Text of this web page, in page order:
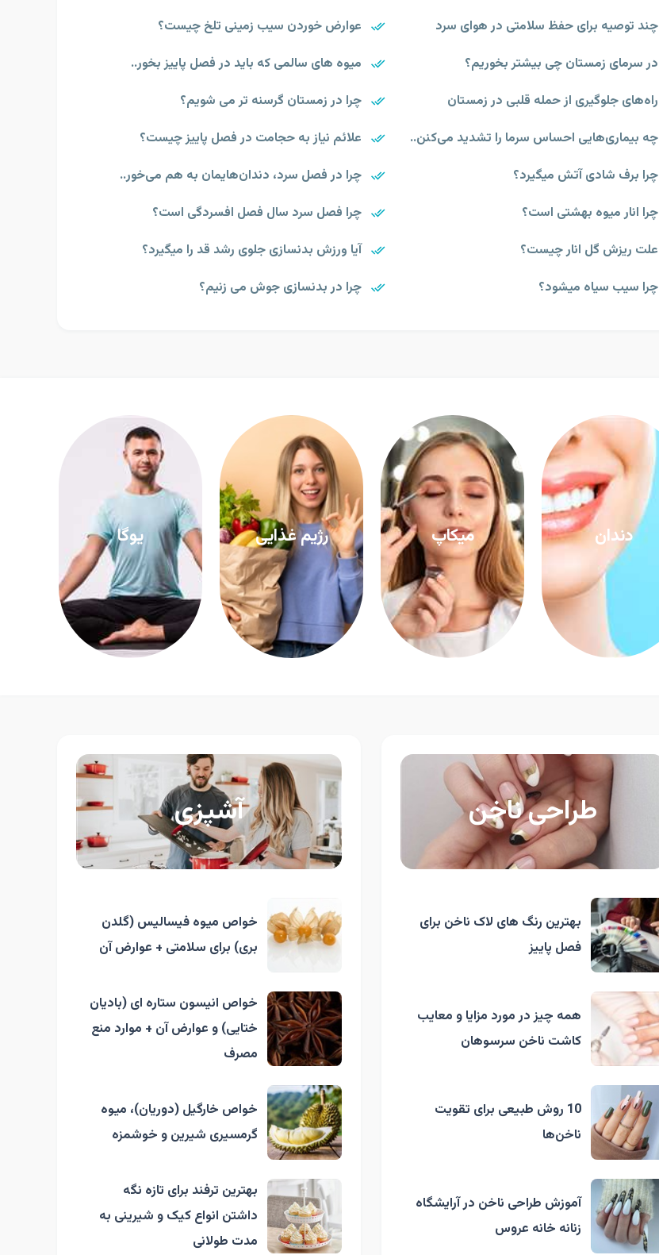
چند توصیه برای حفظ سلامتی در هوای سرد
در سرمای زمستان چی بیشتر بخوریم؟
راه‌های جلوگیری از حمله قلبی در زمستان
چه بیماری‌هایی احساس سرما را تشدید می‌کنن..
چرا برف شادی آتش میگیرد؟
چرا انار میوه بهشتی است؟
علت ریزش گل انار چیست؟
چرا سیب سیاه میشود؟
عوارض خوردن سیب زمینی تلخ چیست؟
میوه‌ های سالمی که باید در فصل پاییز بخور..
چرا در زمستان گرسنه تر می شويم؟
علائم نیاز به حجامت در فصل پاییز چیست؟
چرا در فصل سرد، دندان‌هايمان به هم می‌خور..
چرا فصل سرد سال فصل افسردگی است؟
آیا ورزش بدنسازی جلوی رشد قد را میگیرد؟
چرا در بدنسازی جوش می زنیم؟
دندان میکاپ رژیم غذایی یوگا
طراحی ناخن
بهترین رنگ های لاک ناخن برای
فصل پاییز
همه چیز در مورد مزایا و معایب
کاشت ناخن سرسوهان
10 روش طبیعی برای تقویت
ناخن‌ها
آموزش طراحی ناخن در آرایشگاه
زنانه خانه عروس
آشپزی
خواص میوه فیسالیس (گلدن
بری) برای سلامتی + عوارض آن
خواص انیسون ستاره ای (بادیان
ختایی) و عوارض آن + موارد منع
مصرف
خواص خارگیل (دوریان)، میوه
گرمسیری شیرین و خوشمزه
بهترین ترفند برای تازه نگه
داشتن انواع کیک و شیرینی به
مدت طولانی